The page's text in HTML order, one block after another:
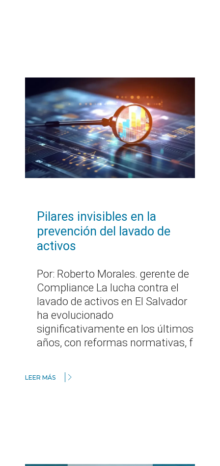
Pilares invisibles en la
prevención del lavado de
activos
Por: Roberto Morales. gerente de
Compliance La lucha contra el
lavado de activos en El Salvador
ha evolucionado
significativamente en los últimos
años, con reformas normativas, f
LEER MÁS